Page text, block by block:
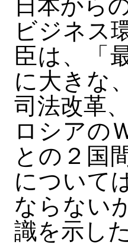
日本から
ビジネス
臣は、「
に大きな
司法改革
ロシアの
との２国
について
ならない
識を示した